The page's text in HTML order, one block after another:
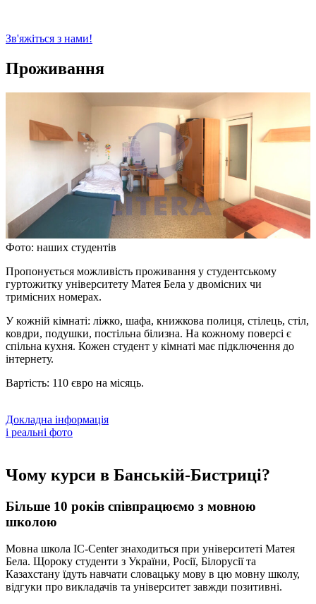
Зв'яжіться з нами!
Проживання
Фото: наших студентів
Пропонується можливість проживання у студентському
гуртожитку університету Матея Бела у двомісних чи
тримісних номерах.
У кожній кімнаті: ліжко, шафа, книжкова полиця, стілець, стіл,
ковдри, подушки, постільна білизна. На кожному поверсі є
спільна кухня. Кожен студент у кімнаті має підключення до
інтернету.
Вартість: 110 євро на місяць.
Докладна інформація
і реальні фото
Чому курси в Банській-Бистриці?
Більше 10 років співпрацюємо з мовною
школою
Мовна школа IC-Center знаходиться при університеті Матея
Бела. Щороку студенти з України, Росії, Білорусії та
Казахстану їдуть навчати словацьку мову в цю мовну школу,
відгуки про викладачів та університет завжди позитивні.